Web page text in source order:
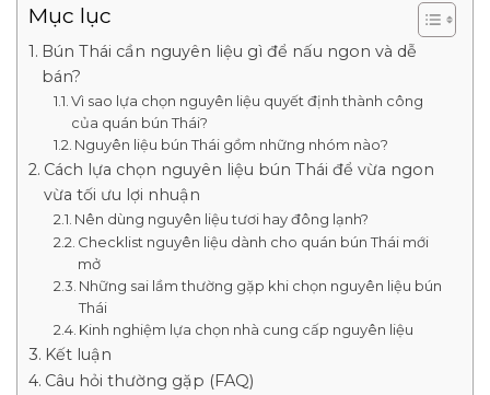
Mục lục
Bún Thái cần nguyên liệu gì để nấu ngon và dễ
bán?
Vì sao lựa chọn nguyên liệu quyết định thành công
của quán bún Thái?
Nguyên liệu bún Thái gồm những nhóm nào?
Cách lựa chọn nguyên liệu bún Thái để vừa ngon
vừa tối ưu lợi nhuận
Nên dùng nguyên liệu tươi hay đông lạnh?
Checklist nguyên liệu dành cho quán bún Thái mới
mở
Những sai lầm thường gặp khi chọn nguyên liệu bún
Thái
Kinh nghiệm lựa chọn nhà cung cấp nguyên liệu
Kết luận
Câu hỏi thường gặp (FAQ)